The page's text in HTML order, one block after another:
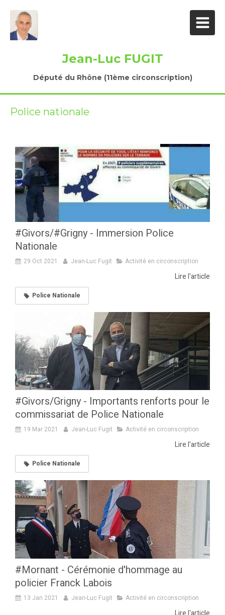
Jean-Luc FUGIT
Député du Rhône (11ème circonscription)
Police nationale
#Givors/#Grigny - Immersion Police
Nationale
29 Oct 2021 Jean-Luc Fugit Activité en circonscription
Lire l'article
Police Nationale
#Givors/Grigny - Importants renforts pour le
commissariat de Police Nationale
19 Mar 2021 Jean-Luc Fugit Activité en circonscription
Lire l'article
Police Nationale
#Mornant - Cérémonie d'hommage au
policier Franck Labois
13 Jan 2021 Jean-Luc Fugit Activité en circonscription